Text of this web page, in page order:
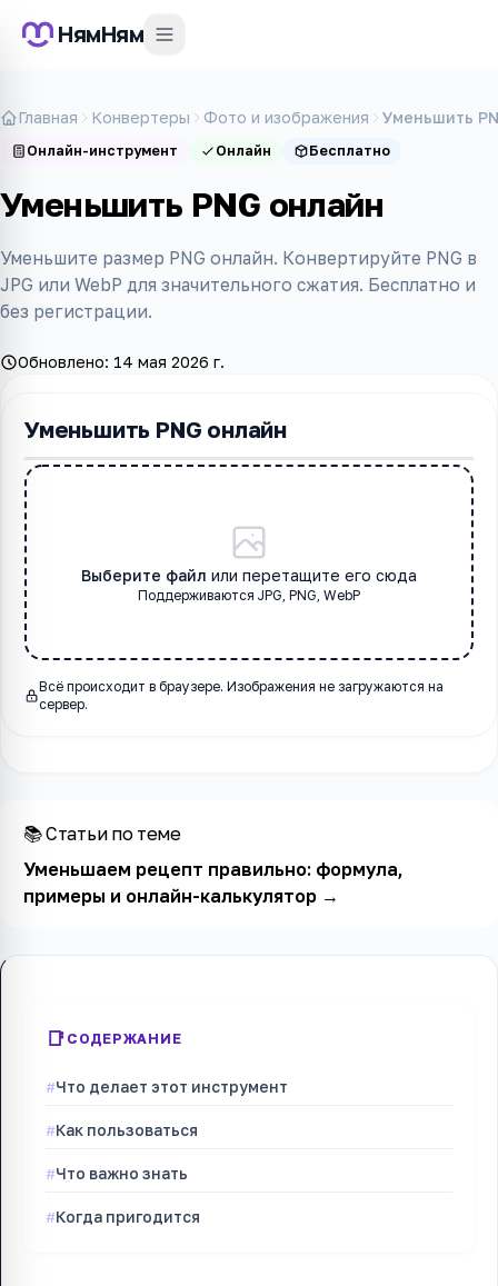
НямНям
Главная Конвертеры Фото и изображения Уменьшить
Онлайн-инструмент Онлайн Бесплатно
Уменьшить PNG онлайн
Уменьшите размер PNG онлайн. Конвертируйте PNG в
JPG или WebP для значительного сжатия. Бесплатно и
без регистрации.
Обновлено: 14 мая 2026 г.
Уменьшить PNG онлайн
Выберите файл или перетащите его сюда
Поддерживаются JPG, PNG, WebP
Всё происходит в браузере. Изображения не загружаются на
сервер.
📚 Статьи по теме
Уменьшаем рецепт правильно: формула,
примеры и онлайн-калькулятор→
СОДЕРЖАНИЕ
Что делает этот инструмент
Как пользоваться
Что важно знать
Когда пригодится